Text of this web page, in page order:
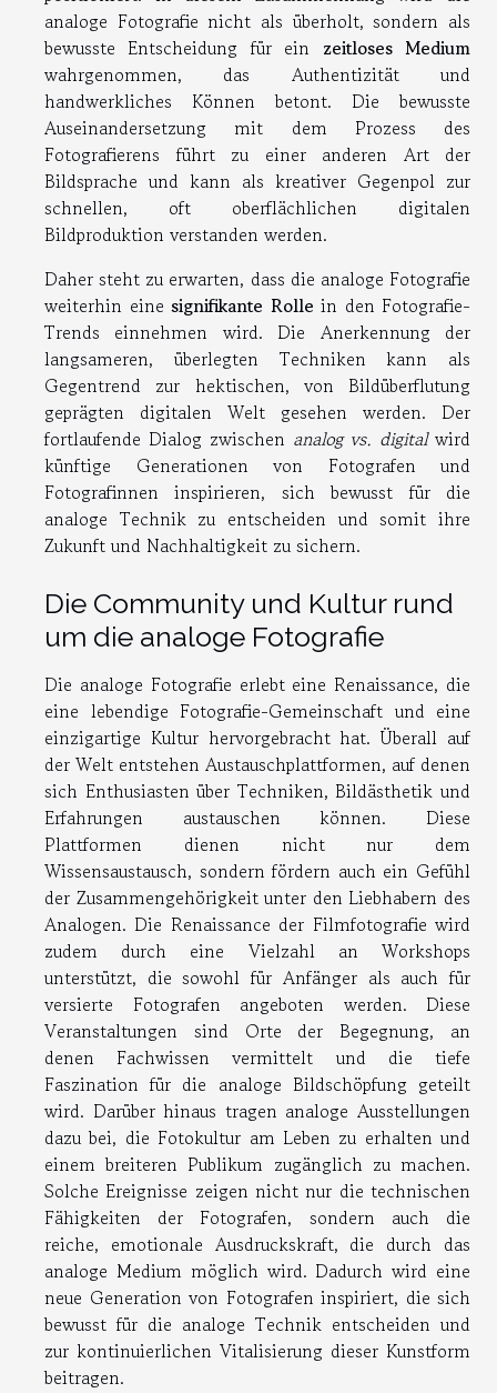
analoge Fotografie nicht als überholt, sondern als
bewusste Entscheidung für ein zeitloses Medium
wahrgenommen, das Authentizität und
handwerkliches Können betont. Die bewusste
Auseinandersetzung mit dem Prozess des
Fotografierens führt zu einer anderen Art der
Bildsprache und kann als kreativer Gegenpol zur
schnellen, oft oberflächlichen digitalen
Bildproduktion verstanden werden.
Daher steht zu erwarten, dass die analoge Fotografie
weiterhin eine signifikante Rolle in den Fotografie-
Trends einnehmen wird. Die Anerkennung der
langsameren, überlegten Techniken kann als
Gegentrend zur hektischen, von Bildüberflutung
geprägten digitalen Welt gesehen werden. Der
fortlaufende Dialog zwischen analog vs. digitalwird
künftige Generationen von Fotografen und
Fotografinnen inspirieren, sich bewusst für die
analoge Technik zu entscheiden und somit ihre
Zukunft und Nachhaltigkeit zu sichern.
Die Community und Kultur rund
um die analoge Fotografie
Die analoge Fotografie erlebt eine Renaissance, die
eine lebendige Fotografie-Gemeinschaft und eine
einzigartige Kultur hervorgebracht hat. Überall auf
der Welt entstehen Austauschplattformen, auf denen
sich Enthusiasten über Techniken, Bildästhetik und
Erfahrungen austauschen können. Diese
Plattformen dienen nicht nur dem
Wissensaustausch, sondern fördern auch ein Gefühl
der Zusammengehörigkeit unter den Liebhabern des
Analogen. Die Renaissance der Filmfotografie wird
zudem durch eine Vielzahl an Workshops
unterstützt, die sowohl für Anfänger als auch für
versierte Fotografen angeboten werden. Diese
Veranstaltungen sind Orte der Begegnung, an
denen Fachwissen vermittelt und die tiefe
Faszination für die analoge Bildschöpfung geteilt
wird. Darüber hinaus tragen analoge Ausstellungen
dazu bei, die Fotokultur am Leben zu erhalten und
einem breiteren Publikum zugänglich zu machen.
Solche Ereignisse zeigen nicht nur die technischen
Fähigkeiten der Fotografen, sondern auch die
reiche, emotionale Ausdruckskraft, die durch das
analoge Medium möglich wird. Dadurch wird eine
neue Generation von Fotografen inspiriert, die sich
bewusst für die analoge Technik entscheiden und
zur kontinuierlichen Vitalisierung dieser Kunstform
beitragen.